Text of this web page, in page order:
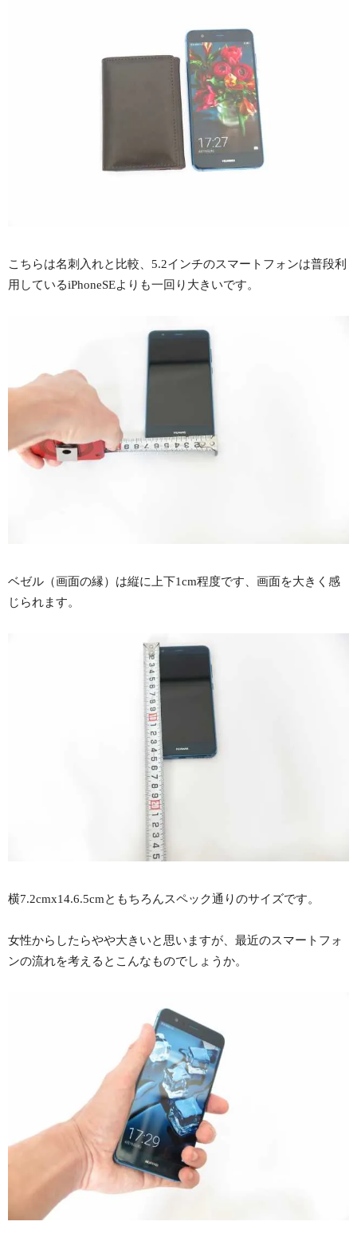
こちらは名刺入れと比較、5.2インチのスマートフォンは普段利
用しているiPhoneSEよりも一回り大きいです。
ベゼル（画面の縁）は縦に上下1cm程度です、画面を大きく感
じられます。
横7.2cmx14.6.5cmともちろんスペック通りのサイズです。
女性からしたらやや大きいと思いますが、最近のスマートフォ
ンの流れを考えるとこんなものでしょうか。